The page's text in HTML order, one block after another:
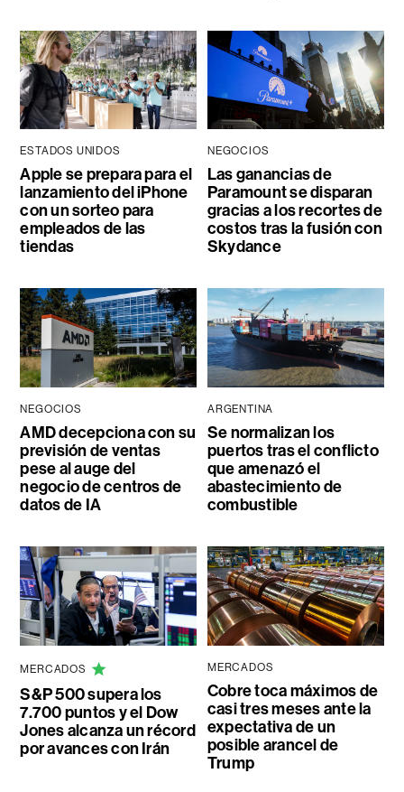
ESTADOS UNIDOS
Apple se prepara para el
lanzamiento del iPhone
con un sorteo para
empleados de las
tiendas
NEGOCIOS
Las ganancias de
Paramount se disparan
gracias a los recortes de
costos tras la fusión con
Skydance
NEGOCIOS
AMD decepciona con su
previsión de ventas
pese al auge del
negocio de centros de
datos de IA
ARGENTINA
Se normalizan los
puertos tras el conflicto
que amenazó el
abastecimiento de
combustible
MERCADOS
S&P 500 supera los
7.700 puntos y el Dow
Jones alcanza un récord
por avances con Irán
MERCADOS
Cobre toca máximos de
casi tres meses ante la
expectativa de un
posible arancel de
Trump